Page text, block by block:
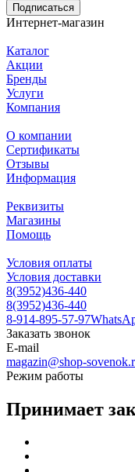
Подписаться
Интернет-магазин
Каталог
Акции
Бренды
Услуги
Компания
О компании
Сертификаты
Отзывы
Информация
Реквизиты
Магазины
Помощь
Условия оплаты
Условия доставки
8(3952)436-440
8(3952)436-440
8-914-895-57-97
Заказать звонок
E-mail
magazin@shop-
Режим работы
Принимает